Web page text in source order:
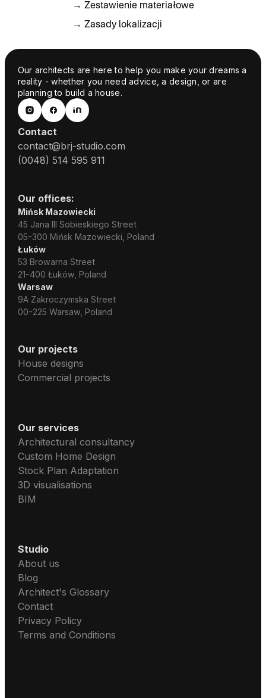
→ Zestawienie materiałowe
→ Zasady lokalizacji
Our architects are here to help you make your dreams a
reality - whether you need advice, a design, or are
planning to build a house.
Contact
contact@brj-studio.com
(0048) 514 595 911
Our offices:
Mińsk Mazowiecki
45 Jana III Sobieskiego Street
05-300 Mińsk Mazowiecki, Poland
Łuków
53 Browarna Street
21-400 Łuków, Poland
Warsaw
9A Zakroczymska Street
00-225 Warsaw, Poland
Our projects
House designs
Commercial projects
Our services
Architectural consultancy
Custom Home Design
Stock Plan Adaptation
3D visualisations
BIM
Studio
About us
Blog
Architect's Glossary
Contact
Privacy Policy
Terms and Conditions